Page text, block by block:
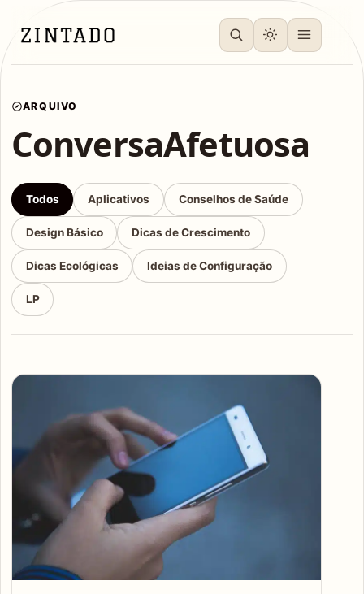
ARQUIVO
ConversaAfetuosa
Todos Aplicativos Conselhos de Saúde
Design Básico Dicas de Crescimento
Dicas Ecológicas Ideias de Configuração
LP
Articles